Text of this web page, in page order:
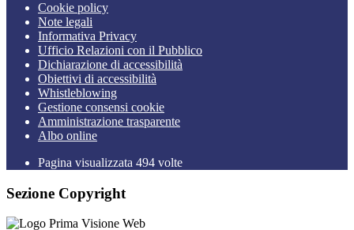
Cookie policy
Note legali
Informativa Privacy
Ufficio Relazioni con il Pubblico
Dichiarazione di accessibilità
Obiettivi di accessibilità
Whistleblowing
Gestione consensi cookie
Amministrazione trasparente
Albo online
Pagina visualizzata 494 volte
Sezione Copyright